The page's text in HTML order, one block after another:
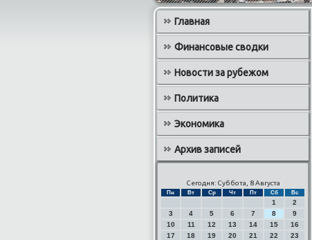
Главная
Финансовые сводки
Новости за рубежом
Политика
Экономика
Архив записей
Сегодня: Суббота, 8 Августа
Пн Вт Ср Чт Пт Сб Вс
1
2
3
4 5 6 7 8
9
10
11 12 13 14 15
16
17
18 19 20 21 22
23